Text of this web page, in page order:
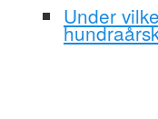
Under